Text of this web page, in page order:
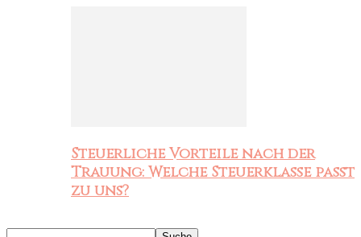
Steuerliche Vorteile nach der
Trauung: Welche Steuerklasse passt
zu uns?